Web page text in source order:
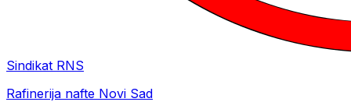
Sindikat RNS
Rafinerija nafte Novi Sad